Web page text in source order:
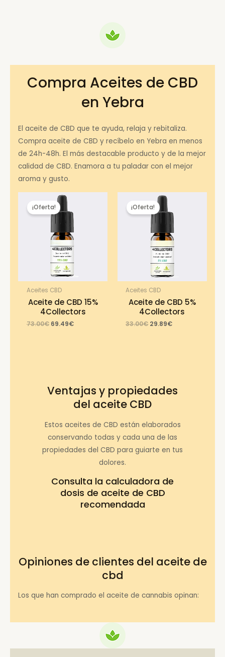
Compra Aceites de CBD
en Yebra
El aceite de CBD que te ayuda, relaja y rebitaliza.
Compra aceite de CBD y recíbelo en Yebra en menos
de 24h-48h. El más destacable producto y de la mejor
calidad de CBD. Enamora a tu paladar con el mejor
aroma y gusto.
¡Oferta!
Aceites CBD
Aceite de CBD 15%
4Collectors
73.00€ Original
69.49€Current
¡Oferta!
Aceites CBD
Aceite de CBD 5%
4Collectors
33.00€ Original
29.89€Current
Ventajas y propiedades
del aceite CBD
Estos aceites de CBD están elaborados
conservando todas y cada una de las
propiedades del CBD para guiarte en tus
dolores.
Consulta la calculadora de
dosis de aceite de CBD
recomendada
Opiniones de clientes del aceite de
cbd
Los que han comprado el aceite de cannabis opinan: